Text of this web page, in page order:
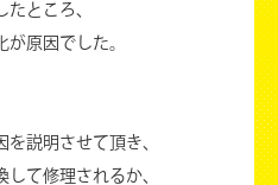
ところ、
原因でした。
説明させて頂き、
て修理されるか、